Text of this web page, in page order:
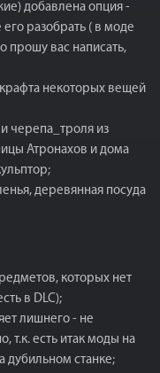
добавлена опция -
разобрать ( в моде
прошу вас написать,
некоторых вещей
черепа_троля из
Атронахов и дома
деревянная посуда
которых нет
в DLC);
лишнего - не
т.к. есть итак моды на
дубильном станке;